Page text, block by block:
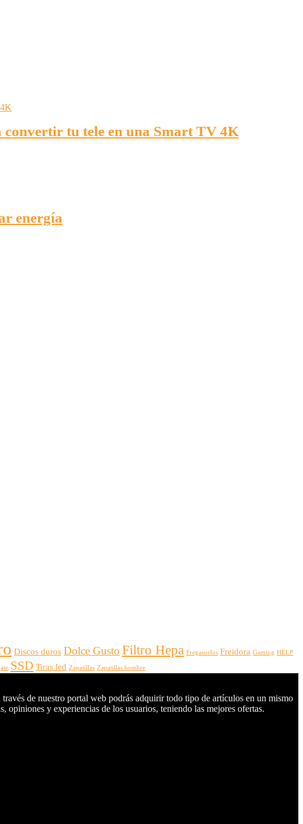
tu tele en una Smart TV 4K
energía
Discos duros Dolce Gusto Filtro Hepa Fregasuelos Freidora Gaming HELP
SSD Tiras led Zapatillas Zapatillas hombre
de nuestro portal web podrás adquirir todo tipo de artículos en un mismo
y experiencias de los usuarios, teniendo las mejores ofertas.